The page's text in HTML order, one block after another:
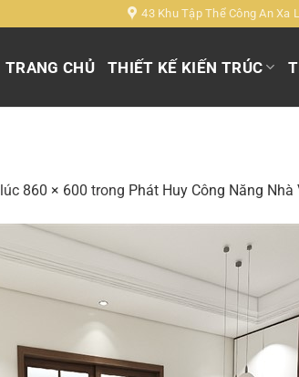
43 Khu Tập Thể Công An Xa
TRANG CHỦ THIẾT KẾ KIẾN TRÚC
lúc 860 × 600 trong Phát Huy Công Năng